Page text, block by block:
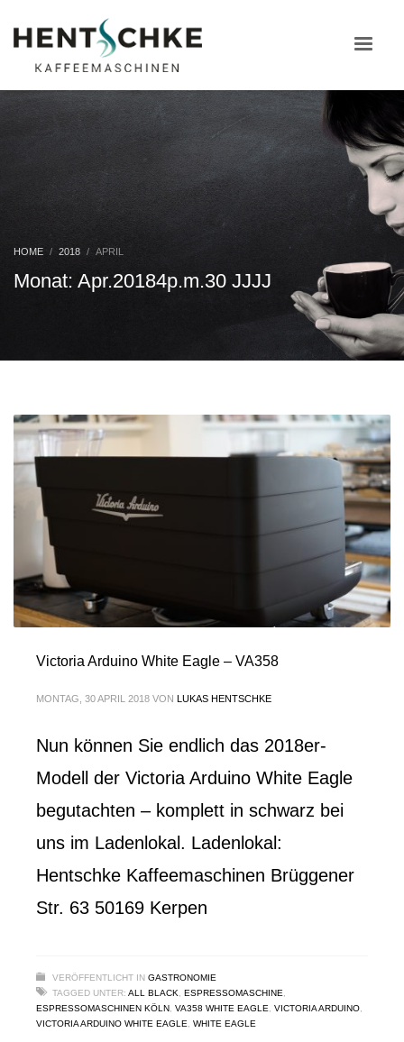
HOME 2018 APRIL
Monat: Apr.20184p.m.30 JJJJ
Victoria Arduino White Eagle – VA358
MONTAG, 30 APRIL 2018 VON LUKAS HENTSCHKE
Nun können Sie endlich das 2018er-
Modell der Victoria Arduino White Eagle
begutachten – komplett in schwarz bei
uns im Ladenlokal. Ladenlokal:
Hentschke Kaffeemaschinen Brüggener
Str. 63 50169 Kerpen
VERÖFFENTLICHT IN GASTRONOMIE
TAGGED UNTER: ALL BLACK, ESPRESSOMASCHINE,
ESPRESSOMASCHINEN KÖLN, VA358 WHITE EAGLE, VICTORIA ARDUINO,
VICTORIA ARDUINO WHITE EAGLE, WHITE EAGLE